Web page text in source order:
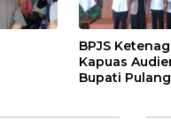
BPJS
Kapuas
Bupati